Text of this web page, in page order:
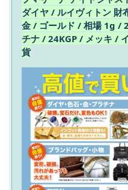
ダイヤ / ルイヴィトン 財
金 / ゴールド / 相場 1g /
チナ / 24KGP / メッキ /
貨